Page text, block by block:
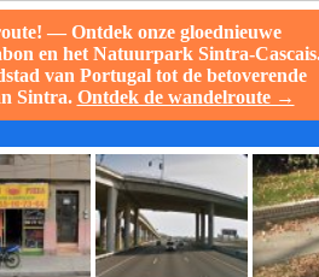
— Ontdek onze gloednieuwe
en het Natuurpark Sintra-
van Portugal tot de betoverende
Sintra. Ontdek de wandelroute →